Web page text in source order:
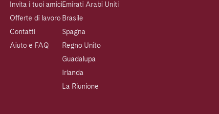
Invita i tuoi amici
Offerte di lavoro
Contatti
Aiuto e FAQ
Emirati Arabi Uniti
Brasile
Spagna
Regno Unito
Guadalupa
Irlanda
La Riunione